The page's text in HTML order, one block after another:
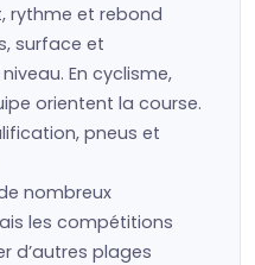
rythme et rebond
surface et
En cyclisme,
orientent la course.
pneus et
nombreux
les compétitions
d’autres plages